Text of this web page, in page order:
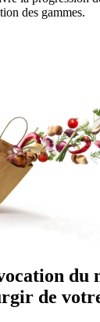
des gammes.
du
de